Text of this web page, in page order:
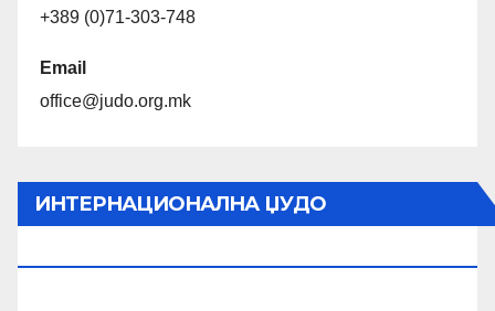
+389 (0)71-303-748
Email
office@judo.org.mk
ИНТЕРНАЦИОНАЛНА ЏУДО